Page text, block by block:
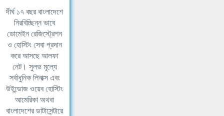
দীর্ঘ ১৭ বছর বাংলাদেশে
নিরবিচ্ছিন্ন ভাবে
ডোমেইন রেজিস্ট্রেশন
ও হোস্টিং সেবা প্রদান
করে আসছে আলফা
নেট। সুলভ মূল্যে
সর্বাধুনিক লিনাক্স এবং
উইন্ডোজ ওয়েব হোস্টিং
আমেরিকা অথবা
বাংলাদেশের ডাটাসেন্টারে